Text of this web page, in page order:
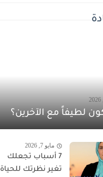
لطيفاً مع الآخرين؟
مايو 7, 2026
7 أسباب تجعلك
تغير نظرتك للحياة